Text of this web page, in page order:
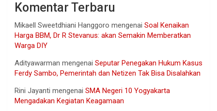
Komentar Terbaru
Mikaell Sweetdhiani Hanggoro mengenai Soal Kenaikan
Harga BBM, Dr R Stevanus: akan Semakin Memberatkan
Warga DIY
Adityawarman mengenai Seputar Penegakan Hukum Kasus
Ferdy Sambo, Pemerintah dan Netizen Tak Bisa Disalahkan
Rini Jayanti mengenai SMA Negeri 10 Yogyakarta
Mengadakan Kegiatan Keagamaan